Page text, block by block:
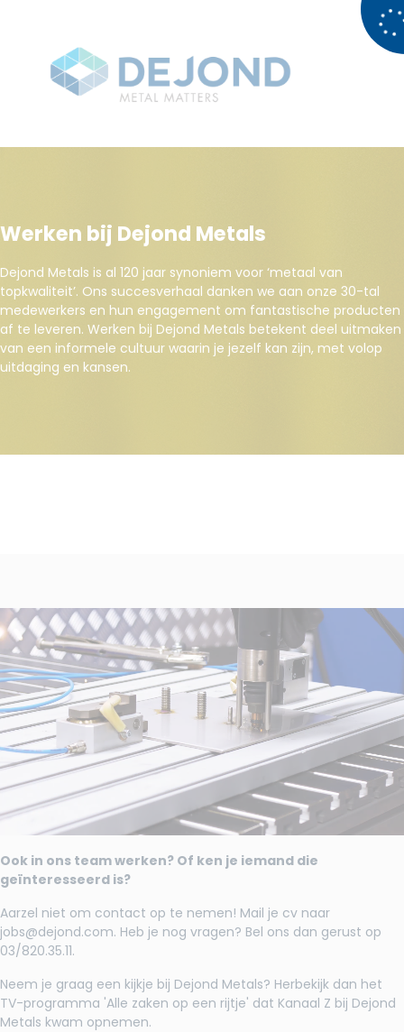
Werken bij Dejond Metals
Dejond Metals is al 120 jaar synoniem voor ‘metaal van
topkwaliteit’. Ons succesverhaal danken we aan onze 30-tal
medewerkers en hun engagement om fantastische producten
af te leveren. Werken bij Dejond Metals betekent deel uitmaken
van een informele cultuur waarin je jezelf kan zijn, met volop
uitdaging en kansen.
Ook in ons team werken? Of ken je iemand die
geïnteresseerd is?
Aarzel niet om contact op te nemen! Mail je cv naar
jobs@dejond.com. Heb je nog vragen? Bel ons dan gerust op
03/820.35.11.
Neem je graag een kijkje bij Dejond Metals? Herbekijk dan het
TV-programma 'Alle zaken op een rijtje' dat Kanaal Z bij Dejond
Metals kwam opnemen.